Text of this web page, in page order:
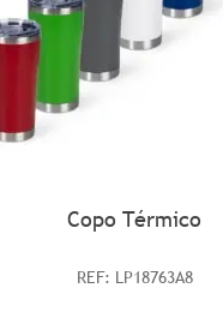
Copo Térmico
REF: LP18763A8